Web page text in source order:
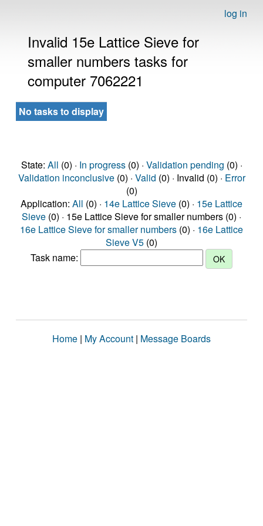
log in
Invalid 15e Lattice Sieve for
smaller numbers tasks for
computer 7062221
No tasks to display
State: All (0) · In progress(0) · Validation pending (0) ·
Validation inconclusive(0) · Valid (0) · Invalid (0) · Error
(0)
Application: All (0) · 14e Lattice Sieve (0) · 15e Lattice
Sieve (0) · 15e Lattice Sieve for smaller numbers (0) ·
16e Lattice Sieve for smaller numbers (0) · 16e Lattice
Sieve V5 (0)
Task name:
Home | My Account | Message Boards